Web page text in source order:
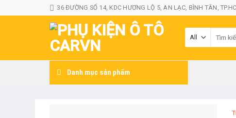
to
36 ĐƯỜNG SỐ 14, KDC HƯƠNG LỘ 5, AN LẠC, BÌNH TÂN,
Danh mục sản phẩm